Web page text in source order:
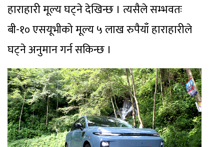
हाराहारी मूल्य घट्ने देखिन्छ । त्यसैले सम्भवतः
बी-१० एसयूभीको मूल्य ५ लाख रुपैयाँ हाराहारीले
घट्ने अनुमान गर्न सकिन्छ ।